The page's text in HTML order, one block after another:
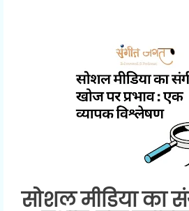
सोशल मीडिया का